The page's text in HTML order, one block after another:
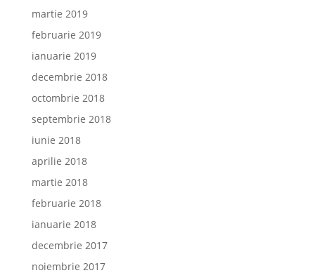
martie 2019
februarie 2019
ianuarie 2019
decembrie 2018
octombrie 2018
septembrie 2018
iunie 2018
aprilie 2018
martie 2018
februarie 2018
ianuarie 2018
decembrie 2017
noiembrie 2017